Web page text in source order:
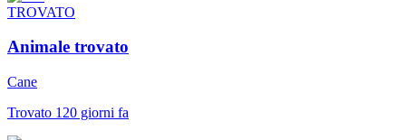
TROVATO
Animale trovato
Cane
Trovato 120 giorni fa